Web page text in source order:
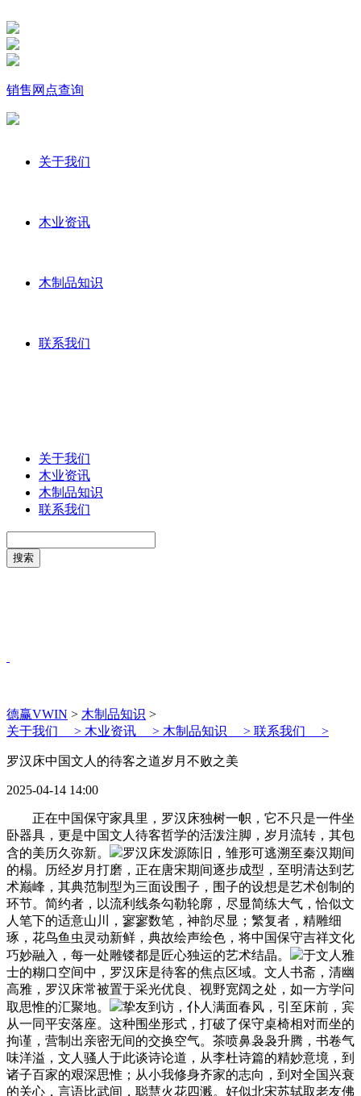
销售网点查询
关于我们
木业资讯
木制品知识
联系我们
关于我们
木业资讯
木制品知识
联系我们
德赢VWIN > 木制品知识 >
关于我们 > 木业资讯 > 木制品知识 > 联系我们 >
罗汉床中国文人的待客之道岁月不败之美
2025-04-14 14:00
正在中国保守家具里，罗汉床独树一帜，它不只是一件坐
卧器具，更是中国文人待客哲学的活泼注脚，岁月流转，其包
含的美历久弥新。
罗汉床发源陈旧，雏形可逃溯至秦汉期间
的榻。历经岁月打磨，正在唐宋期间逐步成型，至明清达到艺
术巅峰，其典范制型为三面设围子，围子的设想是艺术创制的
环节。简约者，以流利线条勾勒轮廓，尽显简练大气，恰似文
人笔下的适意山川，寥寥数笔，神韵尽显；繁复者，精雕细
琢，花鸟鱼虫灵动新鲜，典故绘声绘色，将中国保守吉祥文化
巧妙融入，每一处雕镂都是匠心独运的艺术结晶。
于文人雅
士的糊口空间中，罗汉床是待客的焦点区域。文人书斋，清幽
高雅，罗汉床常被置于采光优良、视野宽阔之处，如一方学问
取思惟的汇聚地。
挚友到访，仆人满面春风，引至床前，宾
从一同平安落座。这种围坐形式，打破了保守桌椅相对而坐的
拘谨，营制出亲密无间的交换空气。茶喷鼻袅袅升腾，书卷气
味洋溢，文人骚人于此谈诗论道，从李杜诗篇的精妙意境，到
诸子百家的艰深思惟；从小我修身齐家的志向，到对全国兴衰
的关心，言语比武间，聪慧火花四溅。好似北宋苏轼取老友佛